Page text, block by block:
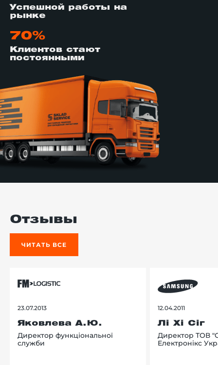
Успешной работы на
рынке
70%
Клиентов стают
постоянными
Отзывы
ЧИТАТЬ ВСЕ
23.07.2013
Яковлева А.Ю.
Директор функціональної
служби
12.04.2011
Лі Хі Сіг
Директор ТОВ
Електронікс